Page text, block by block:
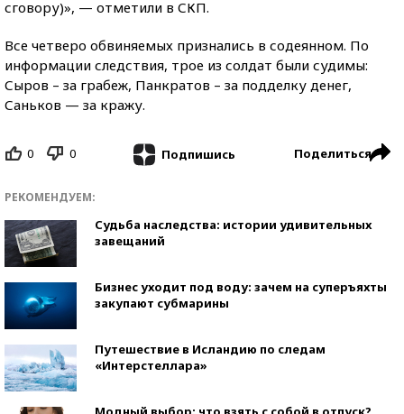
сговору)», — отметили в СКП.
Все четверо обвиняемых признались в содеянном. По
информации следствия, трое из солдат были судимы:
Сыров – за грабеж, Панкратов – за подделку денег,
Саньков — за кражу.
0 0 Подпишись Поделиться
РЕКОМЕНДУЕМ:
Судьба наследства: истории удивительных
завещаний
Бизнес уходит под воду: зачем на суперъяхты
закупают субмарины
Путешествие в Исландию по следам
«Интерстеллара»